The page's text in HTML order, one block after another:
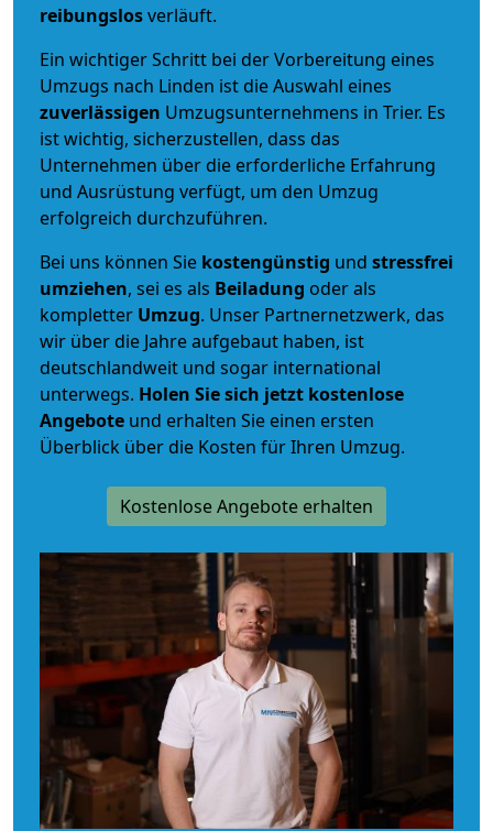
reibungslosverläuft.
Ein wichtiger Schritt bei der Vorbereitung eines
Umzugs nach Linden ist die Auswahl eines
zuverlässigen Umzugsunternehmens in Trier. Es
ist wichtig, sicherzustellen, dass das
Unternehmen über die erforderliche Erfahrung
und Ausrüstung verfügt, um den Umzug
erfolgreich durchzuführen.
Bei uns können Sie kostengünstig und stressfrei
umziehen, sei es als Beiladung oder als
kompletter Umzug. Unser Partnernetzwerk, das
wir über die Jahre aufgebaut haben, ist
deutschlandweit und sogar international
unterwegs. Holen Sie sich jetzt kostenlose
Angebote und erhalten Sie einen ersten
Überblick über die Kosten für Ihren Umzug.
Kostenlose Angebote erhalten